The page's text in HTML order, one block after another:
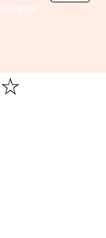
優先)
☆